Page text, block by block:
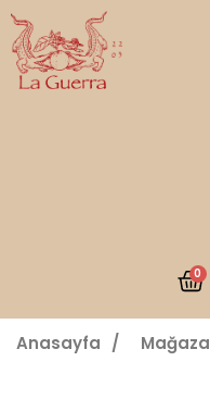
0
Anasayfa / Mağaza